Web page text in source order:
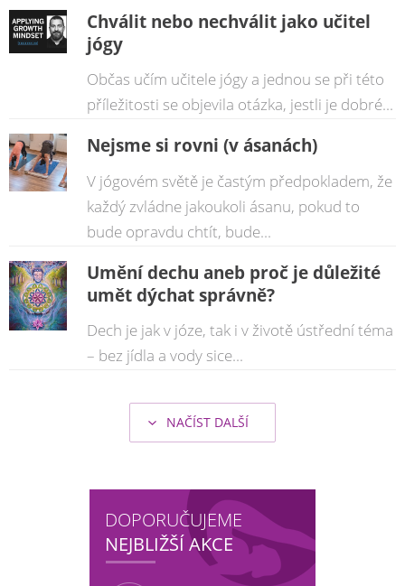
Chválit nebo nechválit jako učitel
jógy
Občas učím učitele jógy a jednou se při této
příležitosti se objevila otázka, jestli je dobré...
Nejsme si rovni (v ásanách)
V jógovém světě je častým předpokladem, že
každý zvládne jakoukoli ásanu, pokud to
bude opravdu chtít, bude...
Umění dechu aneb proč je důležité
umět dýchat správně?
Dech je jak v józe, tak i v životě ústřední téma
– bez jídla a vody sice...
NAČÍST DALŠÍ
DOPORUČUJEME
NEJBLIŽŠÍ AKCE